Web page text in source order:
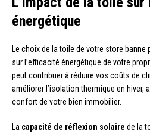
énergétique
Le choix de la toile de votre store
sur l’efficacité énergétique de votre
peut contribuer à réduire vos coûts de
améliorer l’isolation thermique en hiver,
confort de votre bien immobilier.
La capacité de réflexion solaire de la